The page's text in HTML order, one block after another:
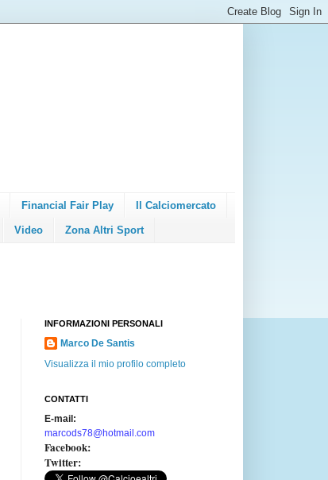
Financial Fair Play Il Calciomercato
Video Zona Altri Sport
INFORMAZIONI PERSONALI
Marco De Santis
Visualizza il mio profilo completo
CONTATTI
E-mail:
marcods78@hotmail.com
Facebook:
Twitter: